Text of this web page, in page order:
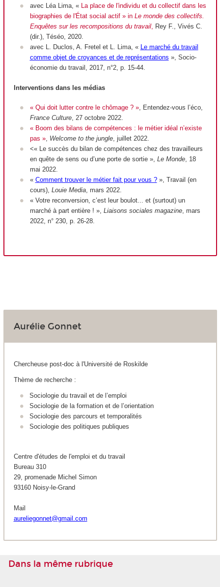
avec Léa Lima, «La place de l'individu et du collectif dans les
biographies de l'État social actif » in Le monde des collectifs.
Enquêtes sur les recompositions du travail, Rey F., Vivés C.
(dir.), Téséo, 2020.
avec L. Duclos, A. Fretel et L. Lima, « Le marché du travail
comme objet de croyances et de représentations », Socio-
économie du travail, 2017, n°2, p. 15-44.
Interventions dans les médias
« Qui doit lutter contre le chômage ? », Entendez-vous l’éco,
France Culture, 27 octobre 2022.
« Boom des bilans de compétences : le métier idéal n’existe
pas », Welcome to the jungle, juillet 2022.
<« Le succès du bilan de compétences chez des travailleurs
en quête de sens ou d’une porte de sortie », Le Monde, 18
mai 2022.
« Comment trouver le métier fait pour vous ?», Travail (en
cours), Louie Media, mars 2022.
« Votre reconversion, c’est leur boulot... et (surtout) un
marché à part entière ! », Liaisons sociales magazine, mars
2022, n° 230, p. 26-28.
Aurélie Gonnet
Chercheuse post-doc à l'Université de Roskilde
Thème de recherche :
Sociologie du travail et de l’emploi
Sociologie de la formation et de l’orientation
Sociologie des parcours et temporalités
Sociologie des politiques publiques
Centre d'études de l'emploi et du travail
Bureau 310
29, promenade Michel Simon
93160 Noisy-le-Grand
Mail
aureliegonnet@gmail.com
Dans la même rubrique